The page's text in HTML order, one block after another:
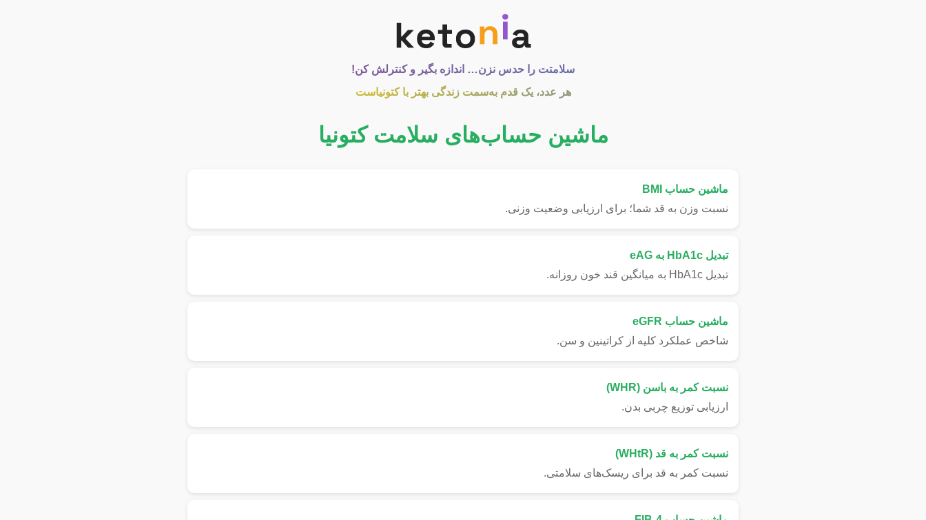
سلامتت را حدس نزن… اندازه بگیر و کنترلش کن!
هر عدد، یک قدم به‌سمت زندگی بهتر با کتونیاست
ماشین حساب‌های سلامت کتونیا
ماشین حساب BMI
نسبت وزن به قد شما؛ برای ارزیابی وضعیت وزنی.
تبدیل HbA1c به eAG
تبدیل HbA1c به میانگین قند خون روزانه.
ماشین حساب eGFR
شاخص عملکرد کلیه از کراتینین و سن.
نسبت کمر به باسن (WHR)
ارزیابی توزیع چربی بدن.
نسبت کمر به قد (WHtR)
نسبت کمر به قد برای ریسک‌های سلامتی.